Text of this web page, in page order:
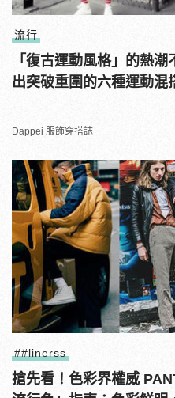
流行
「復古運動風格」的熱
出突破重圍的六種運動混
Dappei 服飾穿搭誌
##linerss
搶先看！色彩界權威